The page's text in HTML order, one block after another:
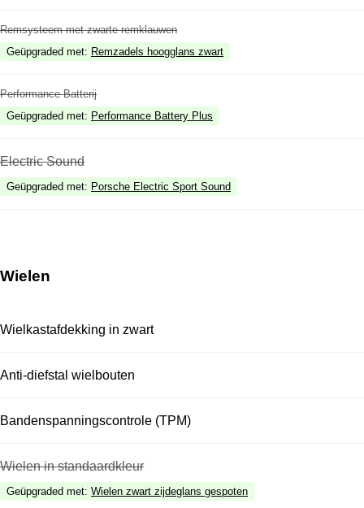
Remsysteem met zwarte remklauwen
Geüpgraded met: Remzadels hoogglans zwart
Performance Batterij
Geüpgraded met: Performance Battery Plus
Electric Sound
Geüpgraded met: Porsche Electric Sport Sound
Wielen
Wielkastafdekking in zwart
Anti-diefstal wielbouten
Bandenspanningscontrole (TPM)
Wielen in standaardkleur
Geüpgraded met: Wielen zwart zijdeglans gespoten